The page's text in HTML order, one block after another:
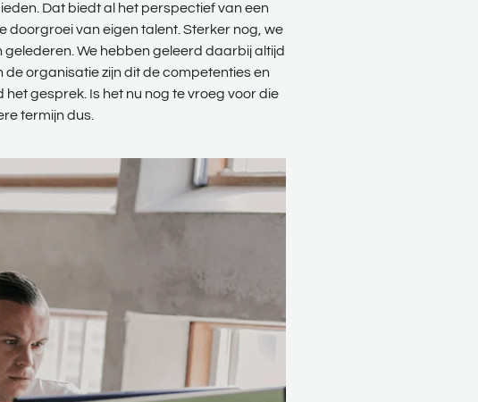
Dat biedt al het perspectief van een
doorgroei van eigen talent. Sterker nog, we
We hebben geleerd daarbij altijd
de organisatie zijn dit de competenties en
gesprek. Is het nu nog te vroeg voor die
termijn dus.